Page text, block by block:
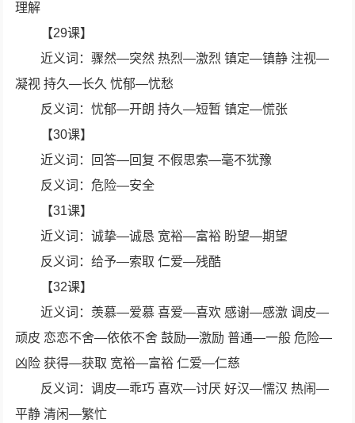
理解
【29课】
近义词：骤然—突然 热烈—激烈 镇定—镇静 注视—
凝视 持久—长久 忧郁—忧愁
反义词：忧郁—开朗 持久—短暂 镇定—慌张
【30课】
近义词：回答—回复 不假思索—毫不犹豫
反义词：危险—安全
【31课】
近义词：诚挚—诚恳 宽裕—富裕 盼望—期望
反义词：给予—索取 仁爱—残酷
【32课】
近义词：羡慕—爱慕 喜爱—喜欢 感谢—感激 调皮—
顽皮 恋恋不舍—依依不舍 鼓励—激励 普通—一般 危险—
凶险 获得—获取 宽裕—富裕 仁爱—仁慈
反义词：调皮—乖巧 喜欢—讨厌 好汉—懦汉 热闹—
平静 清闲—繁忙